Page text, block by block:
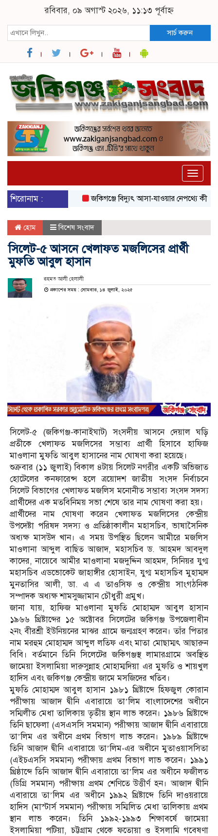
রবিবার, ০৯ অগাস্ট ২০২৬, ১১:১৩ পূর্বাহ্ন
সার্চ করুন
Toggle
শিরোনাম :
জকিগঞ্জে বিদ্যুৎ আসা-যাওয়ার নেপথ্যে কী,
হোম বিশেষ সংবাদ
সিলেট-৫ আসনে খেলাফত মজলিসের প্রার্থী
মুফতি আবুল হাসান
রহমত আলী হেলালী
প্রকাশের সময় : সোমবার, ১৪ জুলাই, ২০২৫
সিলেট-৫ (জকিগঞ্জ-কানাইঘাট) সংসদীয় আসনে দেয়াল ঘড়ি
প্রতীকে খেলাফত মজলিসের সম্ভাব্য প্রার্থী হিসাবে হাফিজ
মাওলানা মুফতি আবুল হাসানের নাম ঘোষণা করা হয়েছে।
শুক্রবার (১১ জুলাই) বিকাল ৪টায় সিলেট নগরীর একটি অভিজাত
হোটেলের কনফারেন্স হলে ত্রয়োদশ জাতীয় সংসদ নির্বাচনে
সিলেট বিভাগের খেলাফত মজলিস মনোনীত সম্ভাব্য সংসদ সদস্য
প্রার্থীদের এক মতবিনিময় সভা শেষে তার নাম ঘোষণা করা হয়।
প্রার্থীদের নাম ঘোষণা করেন খেলাফত মজলিসের কেন্দ্রীয়
উপদেষ্টা পরিষদ সদস্য ও প্রতিষ্ঠাকালীন মহাসচিব, ভাষাসৈনিক
অধ্যক্ষ মাসউদ খান। এ সময় উপস্থিত ছিলেন আমীরে মজলিস
মাওলানা আব্দুল বাছিত আজাদ, মহাসচিব ড. আহমদ আবদুল
কাদের, নায়েবে আমীর মাওলানা মজদুদ্দিন আহমদ, সিনিয়র যুগ্ম
মহাসচিব এডভোকেট জাহাঙ্গীর হোসাইন, যুগ্ম মহাসচিব মুহাম্মদ
মুনতাসির আলী, ডা. এ এ তাওসিফ ও কেন্দ্রীয় সাংগঠনিক
সম্পাদক অধ্যক্ষ শামসুজ্জামান চৌধুরী প্রমুখ।
জানা যায়, হাফিজ মাওলানা মুফতি মোহাম্মদ আবুল হাসান
১৯৬৬ খ্রিষ্টাব্দের ১৫ অক্টোবর সিলেটের জকিগঞ্জ উপজেলাধীন
২নং বীরশ্রী ইউনিয়নের মাঝর গ্রামে জন্মগ্রহণ করেন। তাঁর পিতার
নাম মরহুম মোহাম্মদ আব্দুল লতিফ এবং মাতা মোছাম্মৎ আছারুন
বিবি। বর্তমানে তিনি সিলেটের জকিগঞ্জস্থ লামারগ্রামে অবস্থিত
জামেয়া ইসলামিয়া দারুসুন্নাহ মোহাম্মদিয়া এর মুফতি ও শায়খুল
হাদিস এবং জকিগঞ্জ কেন্দ্রীয় জামে মসজিদের খতিব।
মুফতি মোহাম্মদ আবুল হাসান ১৯৮১ খ্রিষ্টাব্দে হিফজুল কোরান
পরীক্ষায় আজাদ দ্বীনি এবারায়ে তা’লিম বাংলাদেশের অধীনে
সম্মিলীত মেধা তালিকায় তৃতীয় স্থান লাভ করেন। ১৯৮৬ খ্রিষ্টাব্দে
তিনি ছাফেলা (এসএসসি সমমান) পরীক্ষায় আজাদ দ্বীনি এবারায়ে
তা’লিম এর অধীনে প্রথম বিভাগ লাভ করেন। ১৯৮৯ খ্রিষ্টাব্দে
তিনি আজাদ দ্বীনি এবারায়ে তা’লিম-এর অধীনে মুতাওয়াসসিতা
(এইচএসসি সমমান) পরীক্ষায় প্রথম বিভাগ লাভ করেন। ১৯৯১
খ্রিষ্ঠাব্দে তিনি আজাদ দ্বীনি এবারায়ে তা’লিম এর অধীনে ফজীলত
(ডিগ্রি সমমান) পরীক্ষায় প্রথম শেণিতে উত্তীর্ণ হন। আজাদ দ্বীনি
এবারায়ে তা’লিম এর অধীনে ১৯৯২ খ্রিষ্টাব্দে তিনি দাওয়রায়ে
হাদিস (মাস্টার্স সমমান) পরীক্ষায় সম্মিলিত মেধা তালিকায় প্রথম
স্থান লাভ করেন। তিনি ১৯৯২-১৯৯৩ শিক্ষাবর্ষে জামেয়া
ইসলামিয়া পটিয়া, চট্টগ্রাম থেকে ফতোয়া ও ইসলামি গবেষণা